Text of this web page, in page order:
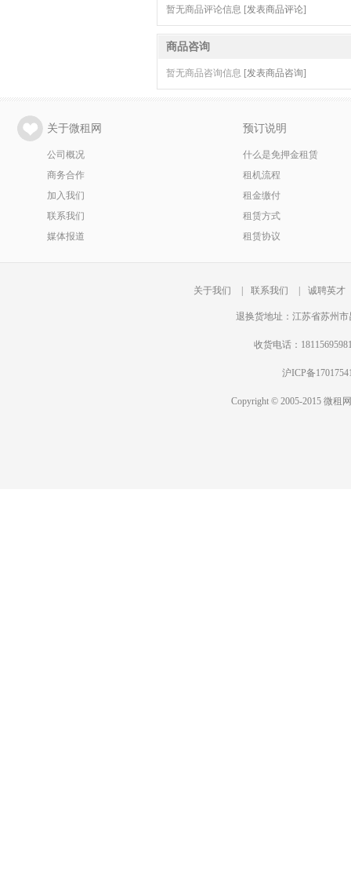
暂无商品评论信息 [发表商品评论]
商品咨询
暂无商品咨询信息 [发表商品咨询]
关于微租网
公司概况
商务合作
加入我们
联系我们
媒体报道
预订说明
什么是免押金租赁
租机流程
租金缴付
租赁方式
租赁协议
关于我们 联系我们 诚聘英才
退换货地址：江苏省苏州
收货电话：
沪ICP备
Copyright © 2005-2015 微租